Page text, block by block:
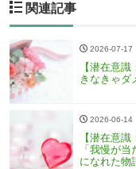
関連記事
2026-07-17
【潜在意
きなきゃダ
2026-06-14
【潜在意
「我慢が
になれた物